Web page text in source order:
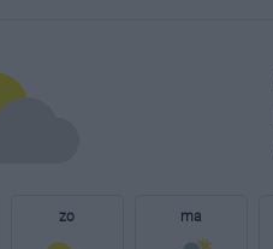
zo ma